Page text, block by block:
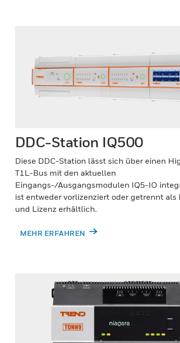
DDC-Station IQ500
Diese DDC-Station lässt sich über einen
T1L-Bus mit den aktuellen
Eingangs-/Ausgangsmodulen IQ5-IO
ist entweder vorlizenziert oder getrennt als
und Lizenz erhältlich.
MEHR ERFAHREN